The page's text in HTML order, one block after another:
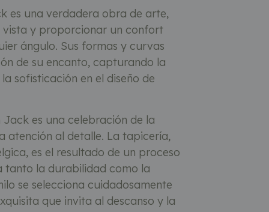
es una verdadera obra de arte,
vista y proporcionar un confort
ángulo. Sus formas y curvas
de su encanto, capturando la
sofisticación en el diseño de
es una celebración de la
atención al detalle. La tapicería,
es el resultado de un proceso
tanto la durabilidad como la
se selecciona cuidadosamente
que invita al descanso y la